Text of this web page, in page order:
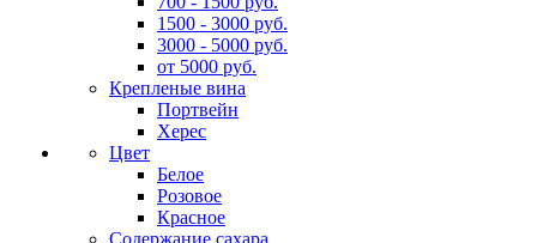
1500 - 3000 руб.
3000 - 5000 руб.
от 5000 руб.
Крепленые вина
Портвейн
Херес
Цвет
Белое
Розовое
Красное
Содержание сахара